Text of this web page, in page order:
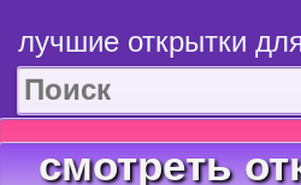
лучшие открытки
смотреть